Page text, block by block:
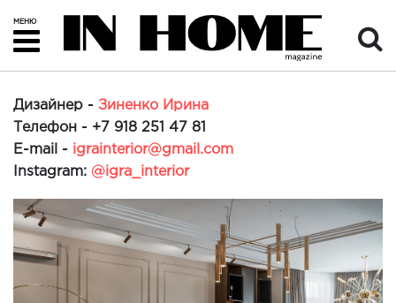
МЕНЮ
Дизайнер - Зиненко Ирина
Телефон - +7 918 251 47 81
E-mail - igrainterior@gmail.com
Instagram: @igra_interior